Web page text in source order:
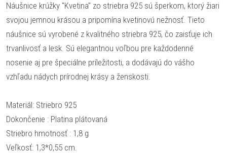
Náušnice krúžky "Kvetina" zo striebra 925 sú šperkom, ktorý žiari
svojou jemnou krásou a pripomína kvetinovú nežnosť. Tieto
náušnice sú vyrobené z kvalitného striebra 925, čo zaisťuje ich
trvanlivosť a lesk. Sú elegantnou voľbou pre každodenné
nosenie aj pre špeciálne príležitosti, a dodávajú do vášho
vzhľadu nádych prírodnej krásy a ženskosti.
Materiál: Striebro 925
Dokončenie : Platina plátovaná
Striebro hmotnosť : 1,8 g
Veľkosť: 1,3*0,55 cm.